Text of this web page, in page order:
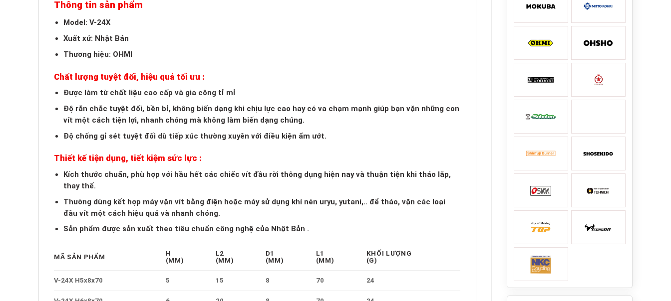
Thông tin sản phẩm
Model: V-24X
Xuất xứ: Nhật Bản
Thương hiệu: OHMI
Chất lượng tuyệt đối, hiệu quả tối ưu :
Được làm từ chất liệu cao cấp và gia công tỉ mỉ
Độ rắn chắc tuyệt đối, bền bỉ, không biến dạng khi chịu lực cao hay có va chạm mạnh giúp bạn vặn những con
vít một cách tiện lợi, nhanh chóng mà không làm biến dạng chúng.
Độ chống gỉ sét tuyệt đối dù tiếp xúc thường xuyên với điều kiện ẩm ướt.
Thiết kế tiện dụng, tiết kiệm sức lực :
Kích thước chuẩn, phù hợp với hầu hết các chiếc vít đầu rời thông dụng hiện nay và thuận tiện khi tháo lắp,
thay thế.
Thường dùng kết hợp máy vặn vít bằng điện hoặc máy sử dụng khí nén uryu, yutani,.. để tháo, vặn các loại
đầu vít một cách hiệu quả và nhanh chóng.
Sản phẩm được sản xuất theo tiêu chuẩn công nghệ của Nhật Bản .
MÃ SẢN PHẨM
H
(MM)
L2
(MM)
D1
(MM)
L1
(MM)
KHỐI LƯỢNG
(G)
V-24X H5x8x70 5 15 8 70 24